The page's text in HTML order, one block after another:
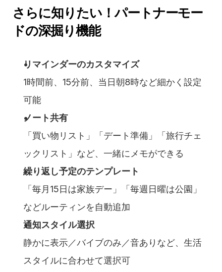
さらに知りたい！パートナーモー
ドの深掘り機能
リマインダーのカスタマイズ
1時間前、15分前、当日朝8時など細かく設定
可能
ノート共有
「買い物リスト」「デート準備」「旅行チェ
ックリスト」など、一緒にメモができる
繰り返し予定のテンプレート
「毎月15日は家族デー」「毎週日曜は公園」
などルーティンを自動追加
通知スタイル選択
静かに表示／バイブのみ／音ありなど、生活
スタイルに合わせて選択可